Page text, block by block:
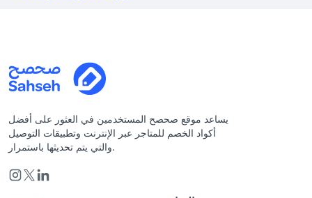
يساعد موقع صحصح المستخدمين في العثور على أفضل
أكواد الخصم للمتاجر عبر الإنترنت وتطبيقات التوصيل
والتي يتم تحديثها باستمرار.